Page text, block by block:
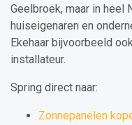
Geelbroek, maar in heel
huiseigenaren en
Ekehaar bijvoorbeeld
installateur.
Spring direct naar:
Zonnepanelen